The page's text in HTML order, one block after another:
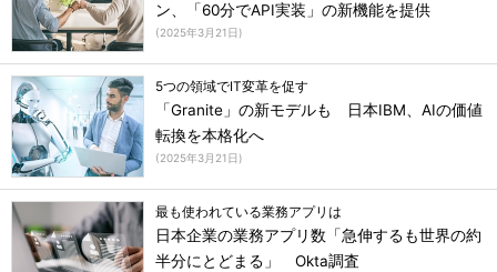
ン、「60分でAPI実装」の新機能を提供
(2025年3月21日)
5つの領域でIT変革を促す
「Granite」の新モデルも 日本IBM、AIの価値
転換を本格化へ
(2025年3月21日)
最も使われている業務アプリは
日本企業の業務アプリ数「急伸するも世界の約
半分にとどまる」 Okta調査